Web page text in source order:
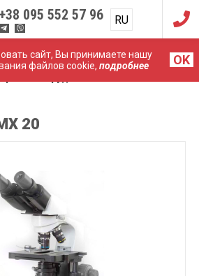
сайт, Вы принимаете нашу
файлов cookie, подробнее OK
+38 095 552 57 96 RU
UA
20